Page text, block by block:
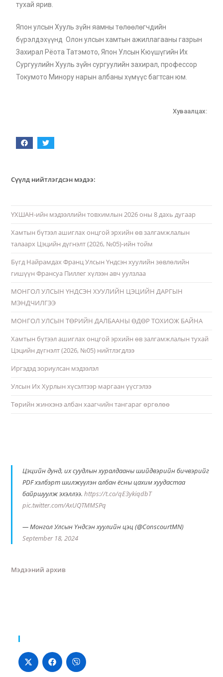
тухай ярив.
Япон улсын Хууль зүйн яамны төлөөлөгчдийн
бүрэлдэхүүнд Олон улсын хамтын ажиллагааны газрын
Захирал Рёота Татэмото, Япон Улсын Кюүшүгийн Их
Сургуулийн Хууль зүйн сургуулийн захирал, профессор
Токумото Минору нарын албаны хүмүүс багтсан юм.
Хуваалцах:
Сүүлд нийтлэгдсэн мэдээ:
ҮХШАН-ийн мэдээллийн товхимлын 2026 оны 8 дахь дугаар
Хамтын бүтээл ашиглах онцгой эрхийн өв залгамжлалын
талаарх Цэцийн дүгнэлт (2026, №05)-ийн тойм
Бүгд Найрамдах Франц Улсын Үндсэн хуулийн зөвлөлийн
гишүүн Франсуа Пиллег хүлээн авч уулзлаа
МОНГОЛ УЛСЫН ҮНДСЭН ХУУЛИЙН ЦЭЦИЙН ДАРГЫН
МЭНДЧИЛГЭЭ
МОНГОЛ УЛСЫН ТӨРИЙН ДАЛБААНЫ ӨДӨР ТОХИОЖ БАЙНА
Хамтын бүтээл ашиглах онцгой эрхийн өв залгамжлалын тухай
Цэцийн дүгнэлт (2026, №05) нийтлэгдлээ
Иргэдэд зориулсан мэдээлэл
Улсын Их Хурлын хүсэлтээр маргаан үүсгэлээ
Төрийн жинхэнэ албан хаагчийн тангараг өргөлөө
Цэцийн дунд, их суудлын хуралдааны шийдвэрийн бичвэрийг
PDF хэлбэрт шилжүүлэн албан ёсны цахим хуудастаа
байршуулж эхэллээ.https://t.co/qE3ykiqdbT
pic.twitter.com/AxUQTMMSPq
— Монгол Улсын Үндсэн хуулийн цэц (@ConscourtMN)
September 18, 2024
Мэдээний архив